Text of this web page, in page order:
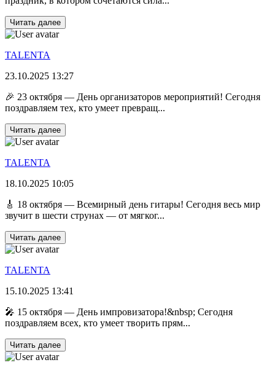
Читать далее
TALENTA
23.10.2025 13:27
🎉 23 октября — День организаторов мероприятий! Сегодня
поздравляем тех, кто умеет превращ...
Читать далее
TALENTA
18.10.2025 10:05
🎸 18 октября — Всемирный день гитары! Сегодня весь мир
звучит в шести струнах — от мягког...
Читать далее
TALENTA
15.10.2025 13:41
🎤 15 октября — День импровизатора!&nbsp; Сегодня
поздравляем всех, кто умеет творить прям...
Читать далее